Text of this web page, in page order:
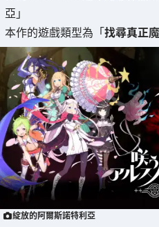
亞」
本作的遊戲類型為「找尋真正
綻放的阿爾斯諾特利亞